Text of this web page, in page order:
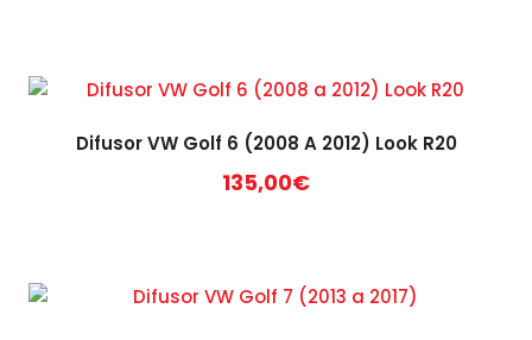
Difusor VW Golf 6 (2008 A 2012) Look R20
135,00€